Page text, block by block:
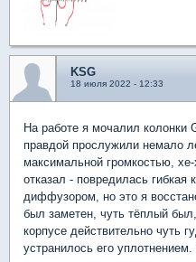
KSG
18 июля 2022 - 12:33
На работе я мочалил колонки
правдой прослужили немало
максимальной громкостью,
отказал - повредилась
диффузором, но это я
был заметен, чуть тёплый
корпусе действительно чуть
устранилось его